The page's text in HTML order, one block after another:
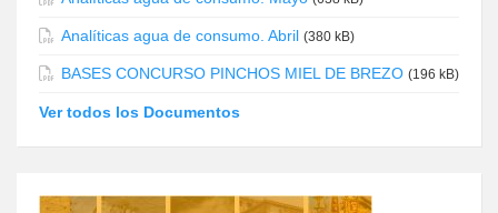
Analíticas agua de consumo. Abril (380 kB)
BASES CONCURSO PINCHOS MIEL DE BREZO (196 kB)
Ver todos los Documentos